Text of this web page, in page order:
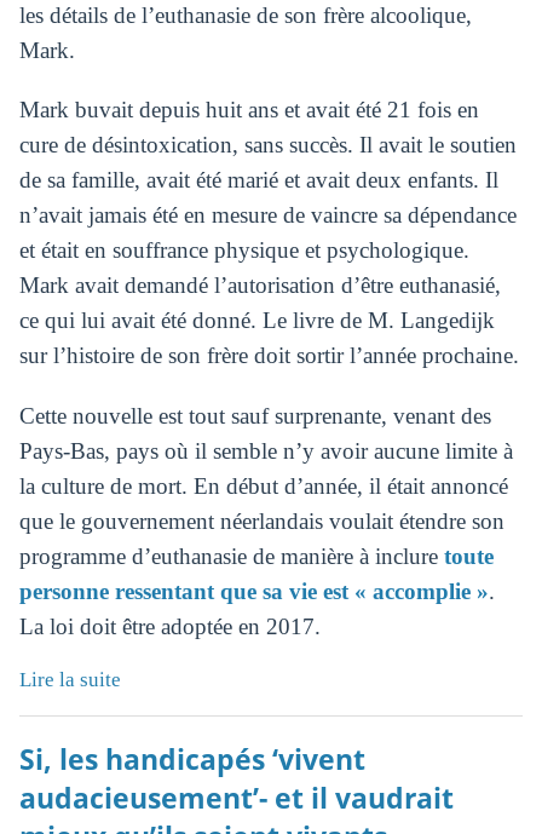
les détails de l’euthanasie de son frère alcoolique,
Mark.
Mark buvait depuis huit ans et avait été 21 fois en
cure de désintoxication, sans succès. Il avait le soutien
de sa famille, avait été marié et avait deux enfants. Il
n’avait jamais été en mesure de vaincre sa dépendance
et était en souffrance physique et psychologique.
Mark avait demandé l’autorisation d’être euthanasié,
ce qui lui avait été donné. Le livre de M. Langedijk
sur l’histoire de son frère doit sortir l’année prochaine.
Cette nouvelle est tout sauf surprenante, venant des
Pays-Bas, pays où il semble n’y avoir aucune limite à
la culture de mort. En début d’année, il était annoncé
que le gouvernement néerlandais voulait étendre son
programme d’euthanasie de manière à inclure toute
personne ressentant que sa vie est « accomplie ».
La loi doit être adoptée en 2017.
Lire la suite
Si, les handicapés ‘vivent
audacieusement’- et il vaudrait